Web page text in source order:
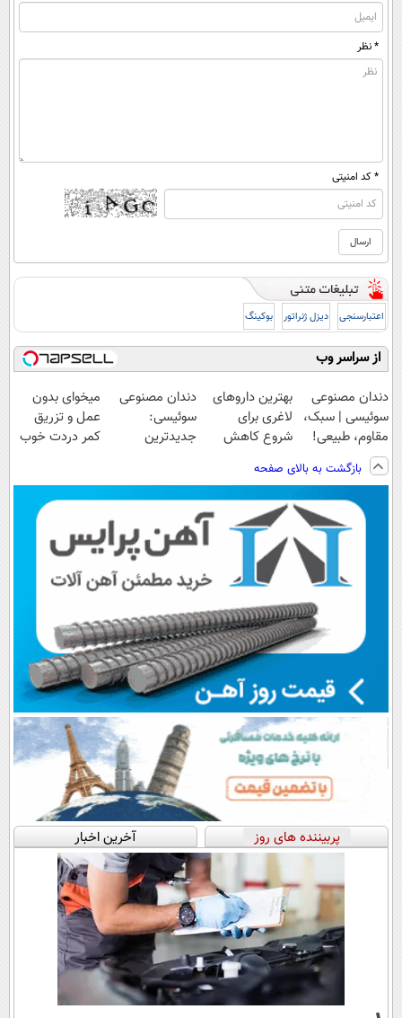
* نظر
* کد امنیتی
اعتبارسنجی دیزل ژنراتور بوکینگ
از سراسر وب
دندان مصنوعی
سوئیسی | سبک،
مقاوم، طبیعی!
ویزیت
رایگان+پرداخت
اقساطی😍
بهترین داروهای
لاغری برای
شروع کاهش
داروخانه های
نزدیکت!
دندان مصنوعی
سوئیسی:
جدیدترین
پرداخت قسطی
میخوای بدون
عمل و تزریق
کمر دردت خوب
پرکن
بازگشت به بالای صفحه
پربیننده های روز آخرین اخبار